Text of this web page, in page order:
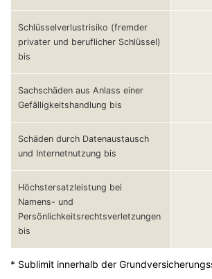
Schlüsselverlustrisiko (fremder
privater und beruflicher Schlüssel)
bis
Sachschäden aus Anlass einer
Gefälligkeitshandlung bis
Schäden durch Datenaustausch
und Internetnutzung bis
Höchstersatzleistung bei
Namens- und
Persönlichkeitsrechtsverletzungen
bis
* Sublimit innerhalb der